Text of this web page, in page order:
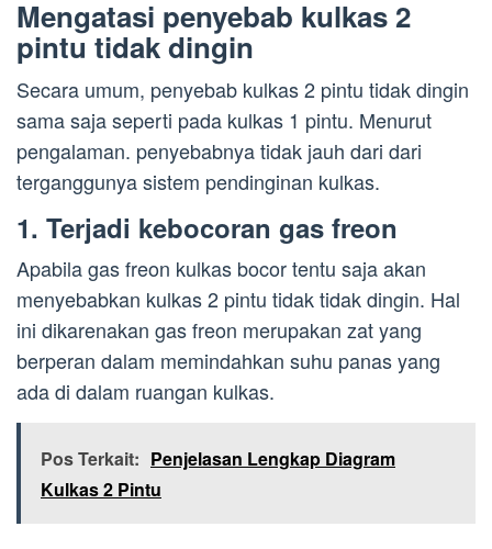
Mengatasi penyebab kulkas 2
pintu tidak dingin
Secara umum, penyebab kulkas 2 pintu tidak dingin
sama saja seperti pada kulkas 1 pintu. Menurut
pengalaman. penyebabnya tidak jauh dari dari
terganggunya sistem pendinginan kulkas.
1. Terjadi kebocoran gas freon
Apabila gas freon kulkas bocor tentu saja akan
menyebabkan kulkas 2 pintu tidak tidak dingin. Hal
ini dikarenakan gas freon merupakan zat yang
berperan dalam memindahkan suhu panas yang
ada di dalam ruangan kulkas.
Pos Terkait: Penjelasan Lengkap Diagram
Kulkas 2 Pintu